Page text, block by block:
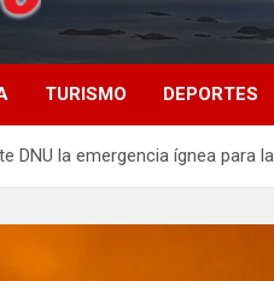
TURISMO DEPORTES
DNU la emergencia ígnea para